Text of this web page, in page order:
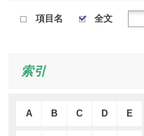
項目名 全文
索引
A B C D E